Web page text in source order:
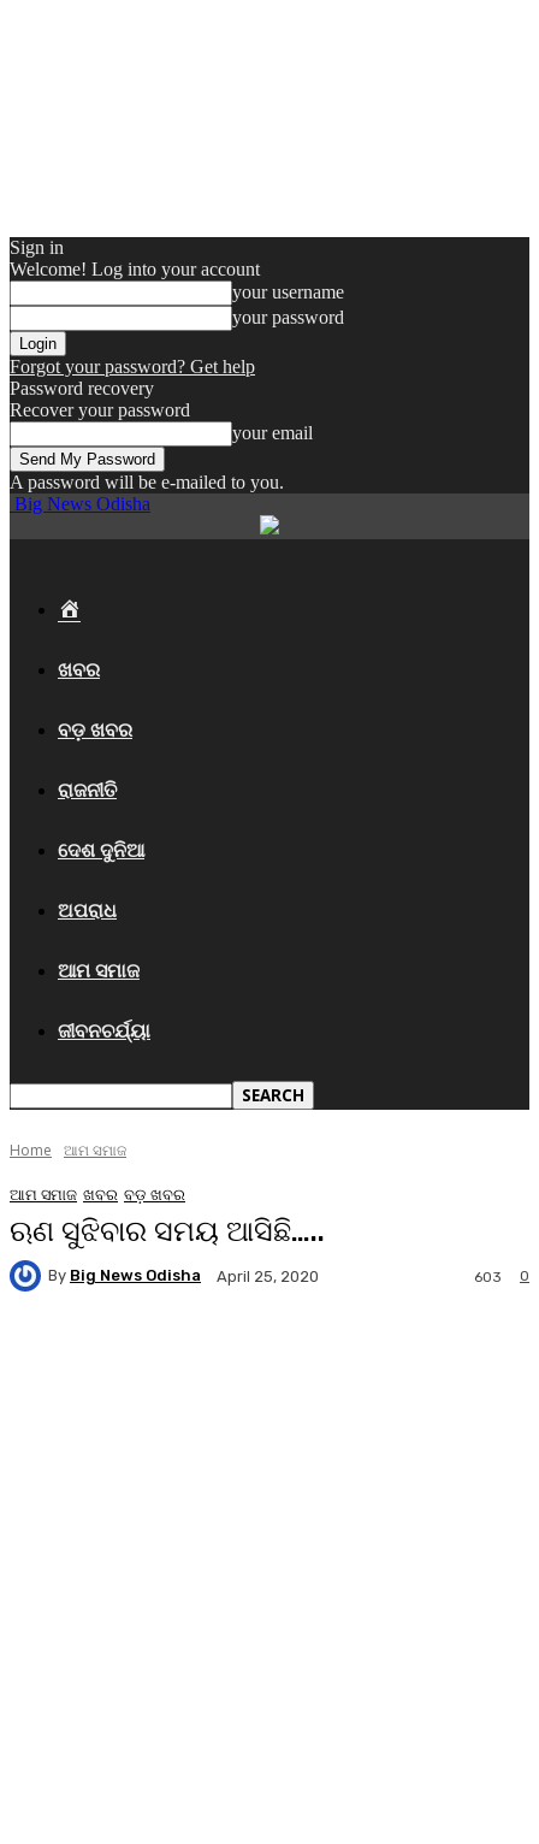
Sign in
Welcome! Log into your account
your username
your password
Forgot your password? Get help
Password recovery
Recover your password
your email
A password will be e-mailed to you.
Big News Odisha
ଖବର
ବଡ଼ ଖବର
ରାଜନୀତି
ଦେଶ ଦୁନିଆ
ଅପରାଧ
ଆମ ସମାଜ
ଜୀବନଚର୍ଯ୍ୟା
Home ଆମ ସମାଜ
ଆମ ସମାଜ ଖବର ବଡ଼ ଖବର
ଋଣ ସୁଝିବାର ସମୟ ଆସିଛି…..
By Big News Odisha April 25, 2020 0
603